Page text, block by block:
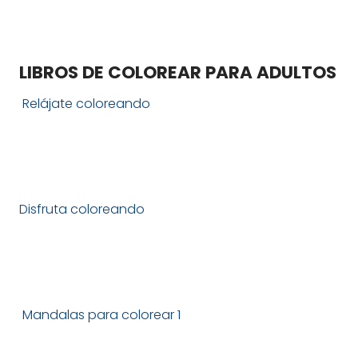
LIBROS DE COLOREAR PARA ADULTOS
Relájate coloreando
Disfruta coloreando
Mandalas para colorear 1